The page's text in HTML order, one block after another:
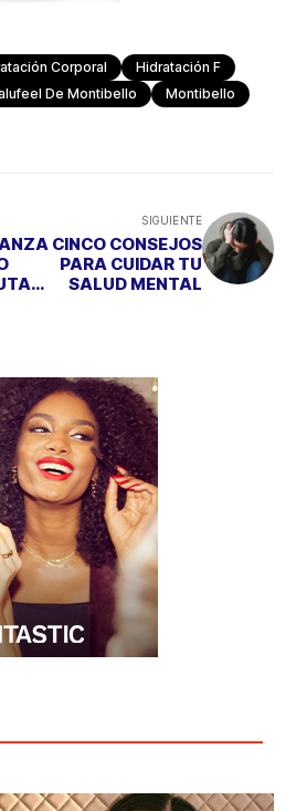
Corporal
Hidratación F
De Montibello
Montibello
SIGUIENTE
CINCO CONSEJOS
PARA CUIDAR TU
SALUD MENTAL